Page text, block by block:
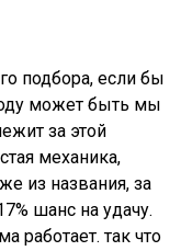
подбора, если бы
может быть мы
за этой
механика,
из названия, за
шанс на удачу.
работает. так что